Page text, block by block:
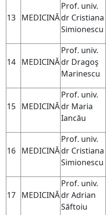
13 MEDICINĂ
Prof. univ.
dr Cristiana
Simionescu
14 MEDICINĂ
Prof. univ.
dr Dragoş
Marinescu
15 MEDICINĂ
Prof. univ.
dr Maria
Iancău
16 MEDICINĂ
Prof. univ.
dr Cristiana
Simionescu
17 MEDICINĂ
Prof. univ.
dr Adrian
Săftoiu